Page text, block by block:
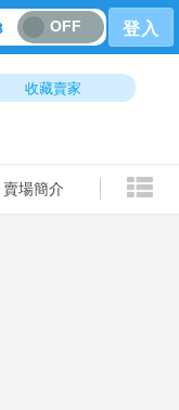
OFF 登入
收藏賣家
賣場簡介
賣場簡介